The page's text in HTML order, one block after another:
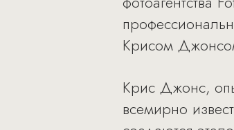
Крисом
Крис Джонс,
всемирно